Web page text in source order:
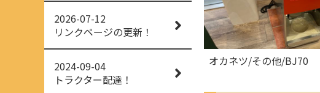
2026-07-12
リンクページの更新！
2024-09-04
トラクター配達！
オカネツ/その他/BJ70